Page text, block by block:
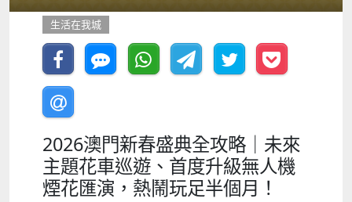
生活在我城
2026澳門新春盛典全攻略｜未來
主題花車巡遊、首度升級無人機
煙花匯演，熱鬧玩足半個月！